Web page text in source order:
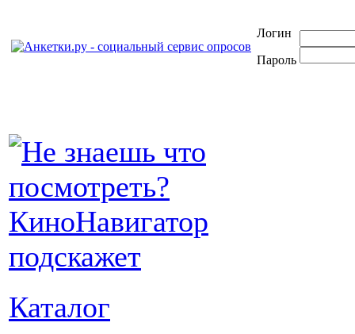
Логин
Пароль
Каталог